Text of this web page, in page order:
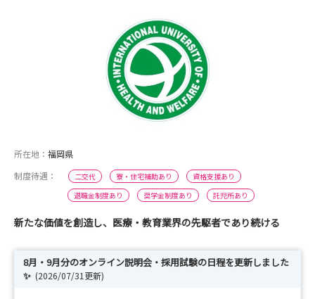
所在地： 福岡県
制度待遇：
二交代 寮・住宅補助あり
資格支援あり
退職金制度あり
奨学金制度あり 託児所あり
新たな価値を創造し、医療・教育業界の先駆者であり続ける
8月・9月分のオンライン説明会・採用試験の日程を更新しました
✨ (2026/07/31更新)